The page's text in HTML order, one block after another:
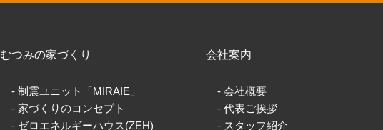
むつみの家づくり
- 制震ユニット「MIRAIE」
- 家づくりのコンセプト
- ゼロエネルギーハウス(ZEH)
会社案内
- 会社概要
- 代表ご挨拶
- スタッフ紹介